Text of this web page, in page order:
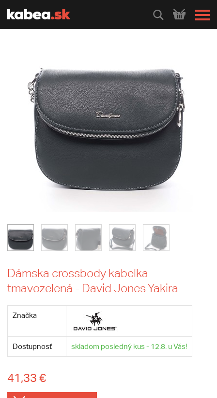
HLEDEJ
Dámska crossbody kabelka
tmavozelená - David Jones Yakira
Značka
Dostupnosť skladom posledný kus - 12.8. u Vás!
41,33 €